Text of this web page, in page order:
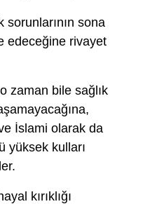
sorunlarının sona
edeceğine rivayet
o zaman bile sağlık
İslami olarak da
yüksek kulları
kırıklığı